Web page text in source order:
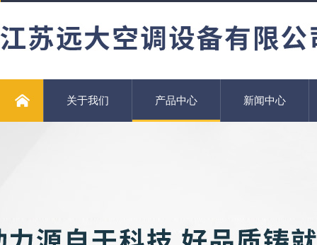
关于我们 产品中心 新闻中心